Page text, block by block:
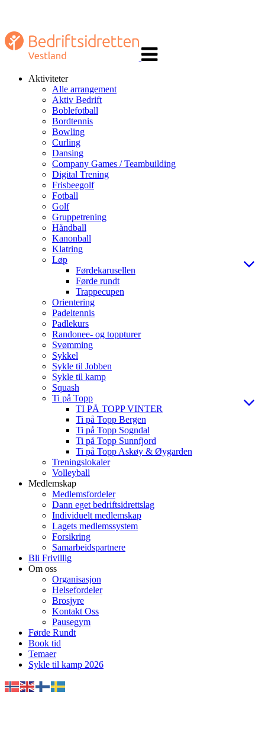
navigasjon
Aktiviteter
Alle arrangement
Aktiv Bedrift
Boblefotball
Bordtennis
Bowling
Curling
Dansing
Company Games / Teambuilding
Digital Trening
Frisbeegolf
Fotball
Golf
Gruppetrening
Håndball
Kanonball
Klatring
Løp
Førdekarusellen
Førde rundt
Trappecupen
Orientering
Padeltennis
Padlekurs
Randonee- og toppturer
Svømming
Sykkel
Sykle til Jobben
Sykle til kamp
Squash
Ti på Topp
TI PÅ TOPP VINTER
Ti på Topp Bergen
Ti på Topp Sogndal
Ti på Topp Sunnfjord
Ti på Topp Askøy & Øygarden
Treningslokaler
Volleyball
Medlemskap
Medlemsfordeler
Dann eget bedriftsidrettslag
Individuelt medlemskap
Lagets medlemssystem
Forsikring
Samarbeidspartnere
Bli Frivillig
Om oss
Organisasjon
Helsefordeler
Brosjyre
Kontakt Oss
Pausegym
Førde Rundt
Book tid
Temaer
Sykle til kamp 2026